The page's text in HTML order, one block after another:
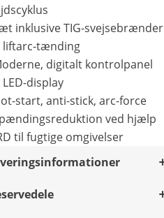
inklusive TIG-svejsebrænder
liftarc-tænding
digitalt kontrolpanel
display
start, anti-stick, arc-force
ved hjælp
til fugtige omgivelser